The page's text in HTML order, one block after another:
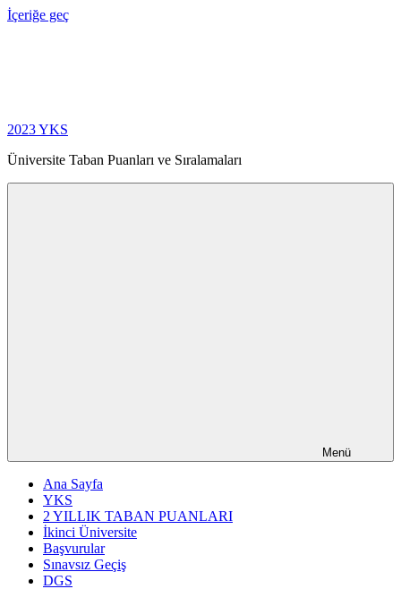
İçeriğe geç
2023 YKS
Üniversite Taban Puanları ve Sıralamaları
Menü
Ana Sayfa
YKS
2 YILLIK TABAN PUANLARI
İkinci Üniversite
Başvurular
Sınavsız Geçiş
DGS